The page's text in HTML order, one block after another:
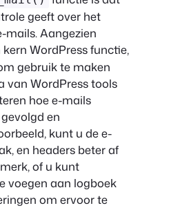
geeft over het
mails. Aangezien
kern WordPress functie,
gebruik te maken
van WordPress tools
hoe e-mails
en
kunt u de e-
en headers beter af
of u kunt
voegen aan logboek
om ervoor te